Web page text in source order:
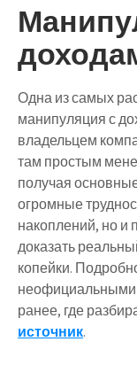
Одна из самых
манипуляция с
владельцем
там простым
получая
огромные
накоплений, но и
доказать
копейки.
неофициальными
ранее, где
источник.